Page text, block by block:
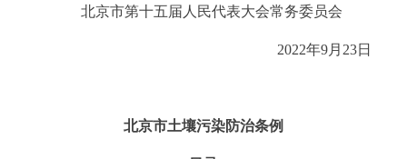
北京市第十五届人民代表大会常务委员会
2022年9月23日
北京市土壤污染防治条例